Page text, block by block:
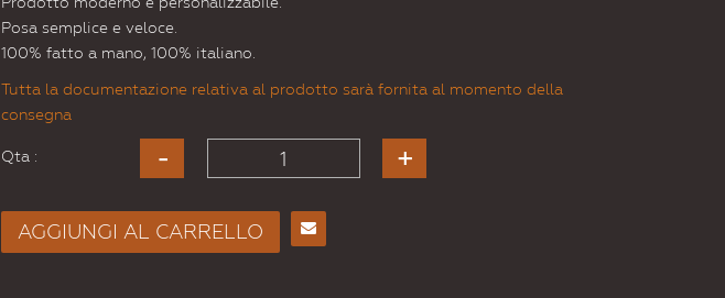
Posa semplice e veloce.
100% fatto a mano, 100% italiano.
Tutta la documentazione relativa al prodotto sarà fornita al momento della
consegna
Qta :
AGGIUNGI AL CARRELLO